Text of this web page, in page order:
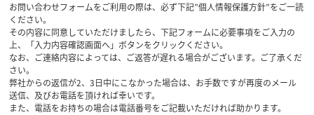
お問い合わせフォームをご利用の際は、必ず下記”個人情報保護方針”をご一読
ください。
その内容に同意していただけましたら、下記フォームに必要事項をご入力の
上、「入力内容確認画面へ」ボタンをクリックください。
なお、ご連絡内容によっては、ご返答が遅れる場合がございます。ご了承くだ
さい。
弊社からの返信が2、3日中にこなかった場合は、お手数ですが再度のメール
送信、及びお電話を頂ければ幸いです。
また、電話をお持ちの場合は電話番号をご記載いただければ助かります。